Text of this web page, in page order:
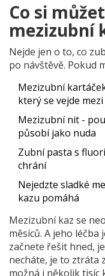
Co si
mezizubní
Nejde jen o to, co
po návštěvě. Pokud
Mezizubní
který se vejde
Mezizubní nit -
působí jako nuda
Zubní pasta s
chrání
Nejedzte sladké
kazu pomáhá
Mezizubní kaz se
měsíců. A jeho
začnete řešit hned,
necháte, je to ztráta
možná i několik tisíc